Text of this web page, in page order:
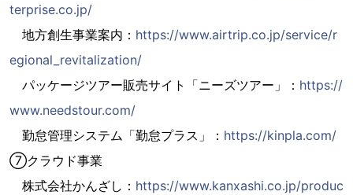
terprise.co.jp/
地方創生事業案内： https://www.airtrip.co.jp/service/r
egional_revitalization/
パッケージツアー販売サイト「ニーズツアー」： https://
www.needstour.com/
勤怠管理システム「勤怠プラス」： https://kinpla.com/
⑦クラウド事業
株式会社かんざし： https://www.kanxashi.co.jp/produc